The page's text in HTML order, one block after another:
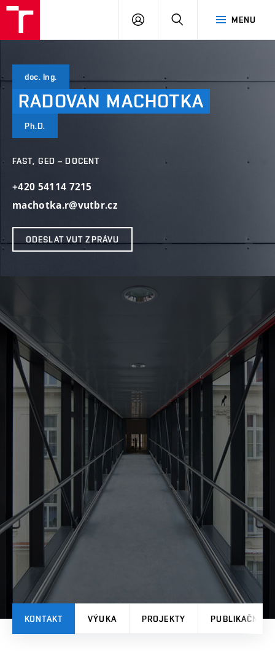
MENU
PŘIHLÁSIT
doc. Ing.
RADOVAN MACHOTKA
Ph.D.
FAST, GED – DOCENT
+420 54114 7215
machotka.r@vutbr.cz
ODESLAT VUT ZPRÁVU
KONTAKT VÝUKA PROJEKTY PUBLIKAČNÍ